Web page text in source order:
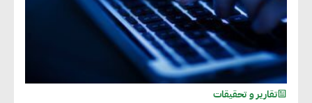
تقارير و تحقيقات